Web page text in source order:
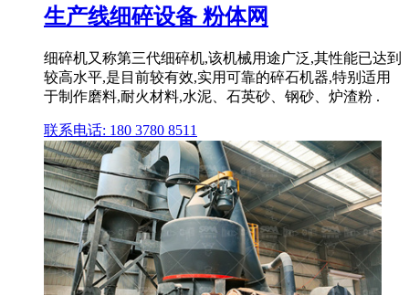
生产线细碎设备 粉体网
细碎机又称第三代细碎机,该机械用途广泛,其性能已达到
较高水平,是目前较有效,实用可靠的碎石机器,特别适用
于制作磨料,耐火材料,水泥、石英砂、钢砂、炉渣粉 .
联系电话: 180 3780 8511